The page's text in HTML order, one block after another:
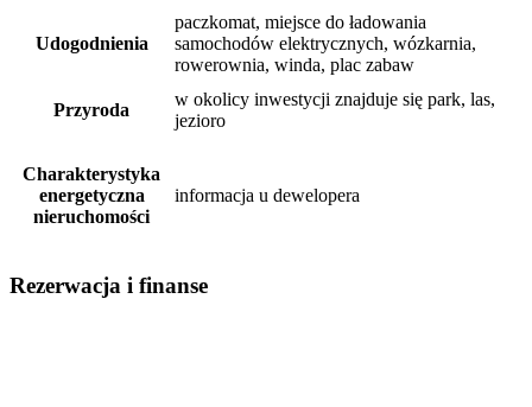
Udogodnienia
paczkomat, miejsce do ładowania
samochodów elektrycznych, wózkarnia,
rowerownia, winda, plac zabaw
Przyroda
w okolicy inwestycji znajduje się park, las,
jezioro
Charakterystyka
energetyczna
nieruchomości
informacja u dewelopera
Rezerwacja i finanse